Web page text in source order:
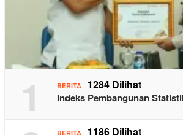
1 BERITA 1284 Dilihat
Indeks Pembangunan
BERITA 1186 Dilihat